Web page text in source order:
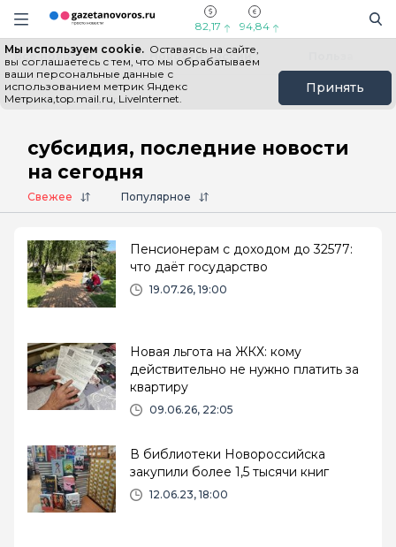
Информационный портал "ГазетаНоворос.ру"
Навигация сайта
82,17 94,84
Мы используем cookie. Оставаясь на сайте,
вы соглашаетесь с тем, что мы обрабатываем
ваши персональные данные с
использованием метрик Яндекс
Метрика,top.mail.ru, LiveInternet.
Принять
Все новости Новости России
Главная # субсидия
субсидия, последние новости
на сегодня
Свежее Популярное
Пенсионерам с доходом до 32577:
что даёт государство
19.07.26, 19:00
Новая льгота на ЖКХ: кому
действительно не нужно платить за
квартиру
09.06.26, 22:05
В библиотеки Новороссийска
закупили более 1,5 тысячи книг
12.06.23, 18:00